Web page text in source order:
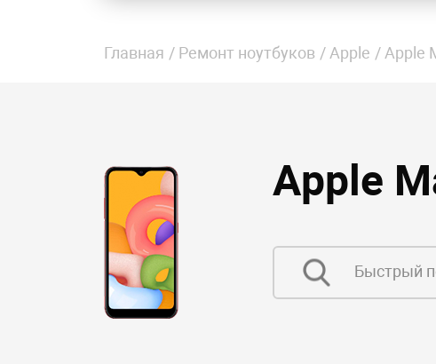
Главная Ремонт ноутбуков Apple Apple
Apple